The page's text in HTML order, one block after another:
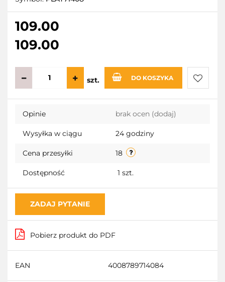
109.00
109.00
szt. DO KOSZYKA
Do
Opinie brak ocen (dodaj)
Wysyłka w ciągu 24 godziny
Cena przesyłki 18
Dostępność 1 szt.
ZADAJ PYTANIE
Pobierz produkt do PDF
EAN 4008789714084